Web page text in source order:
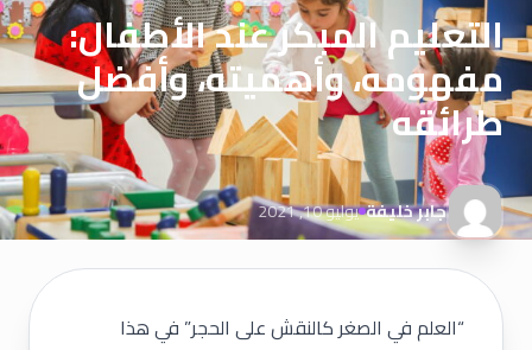
التعليم المبكر عند الأطفال:
مفهومه، وأهميته، وأفضل
طرائقه
جابر خليفة يوليو 10, 2021
“العلم في الصغر كالنقش على الحجر” في هذا